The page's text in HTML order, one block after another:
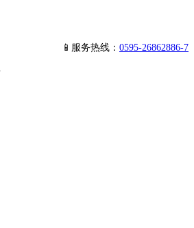
📱服务热线： 0595-26862886-7